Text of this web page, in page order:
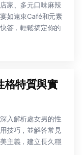
家、多元口味麻辣
如遠東Café和元素
答，輕鬆搞定你的
格特質與實
入解析處女男的性
技巧，並解答常見
主義，建立長久穩